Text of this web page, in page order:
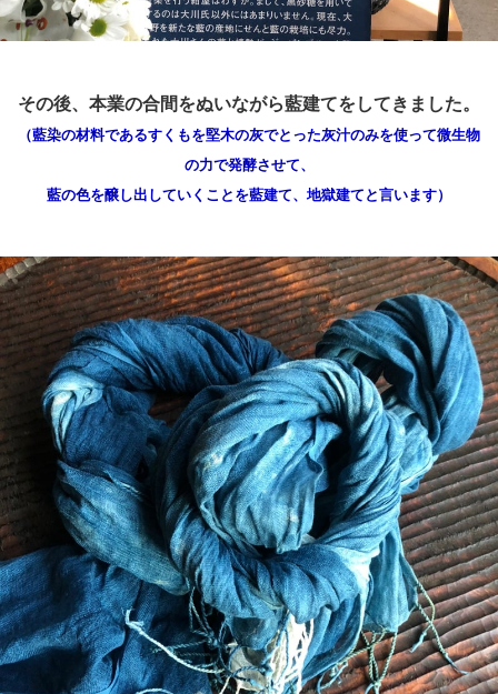
その後、本業の合間をぬいながら藍建てをしてきました。
（藍染の材料であるすくもを堅木の灰でとった灰汁のみを使って微生物
の力で発酵させて、
藍の色を醸し出していくことを藍建て、地獄建てと言います）